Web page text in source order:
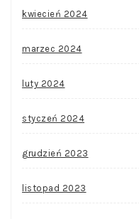
kwiecień 2024
marzec 2024
luty 2024
styczeń 2024
grudzień 2023
listopad 2023